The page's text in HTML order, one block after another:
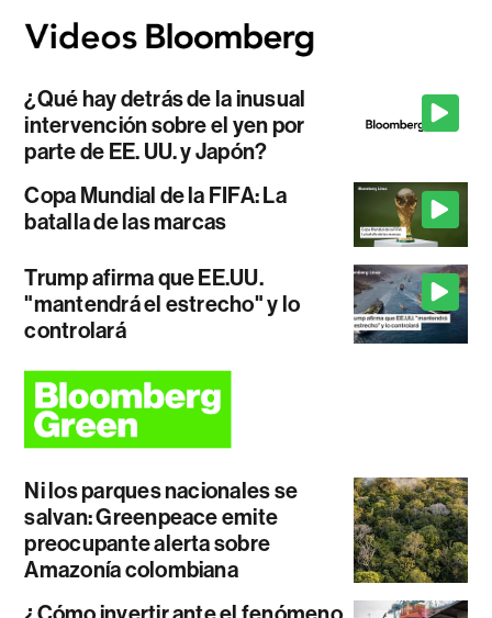
¿Qué hay detrás de la inusual
intervención sobre el yen por
parte de EE. UU. y Japón?
Copa Mundial de la FIFA: La
batalla de las marcas
Trump afirma que EE.UU.
"mantendrá el estrecho" y lo
controlará
Ni los parques nacionales se
salvan: Greenpeace emite
preocupante alerta sobre
Amazonía colombiana